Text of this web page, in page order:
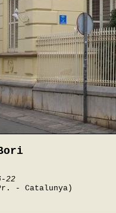
22
- Catalunya)